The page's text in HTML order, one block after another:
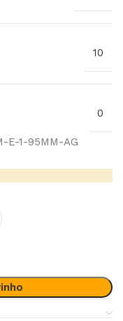
10
0
E-1-95MM-AG